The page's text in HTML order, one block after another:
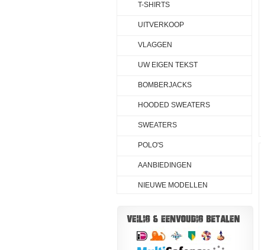
T-SHIRTS
UITVERKOOP
VLAGGEN
UW EIGEN TEKST
BOMBERJACKS
HOODED SWEATERS
SWEATERS
POLO'S
AANBIEDINGEN
NIEUWE MODELLEN